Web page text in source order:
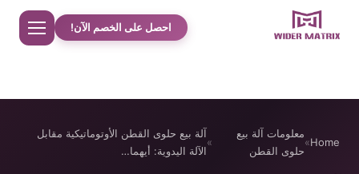
Home
معلومات عنا
احصل على الخصم الآن!
Home
»
معلومات آلة بيع
حلوى القطن
»
آلة بيع حلوى القطن الأوتوماتيكية مقابل
الآلة اليدوية: أيهما…